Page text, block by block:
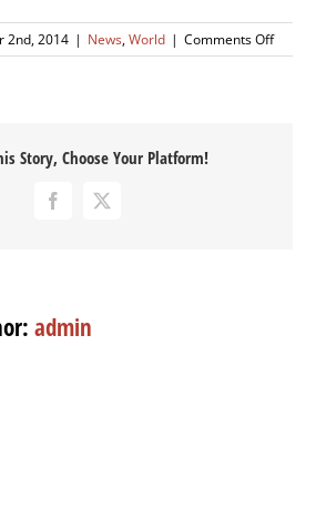
2nd, 2014 | News,World | Comments Offon
Turpis
Story, Choose Your Platform!
Facebook
X
admin